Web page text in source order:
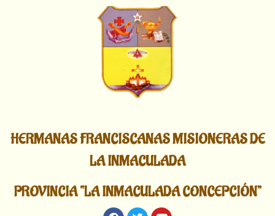
HERMANAS FRANCISCANAS MISIONERAS DE
LA INMACULADA
PROVINCIA “LA INMACULADA CONCEPCIÓN”